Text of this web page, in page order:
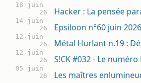
18 juin
26
Hacker : La pensée
14 juin
26
Epsiloon n°60 juin 2026
12 juin
26
Métal Hurlant n.19 :
12 juin
26
S!CK #032 - Le
05 juin
26
Les maîtres